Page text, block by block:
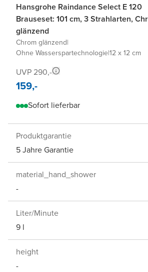
Hansgrohe Raindance Select E 120
Brauseset: 101 cm, 3 Strahlarten,
glänzend
Chrom glänzend|
Ohne Wasserspartechnologie|12 x 12 cm
UVP 290,-
159,-
Sofort lieferbar
Produktgarantie
5 Jahre Garantie
material_hand_shower
-
Liter/Minute
9 l
height
-